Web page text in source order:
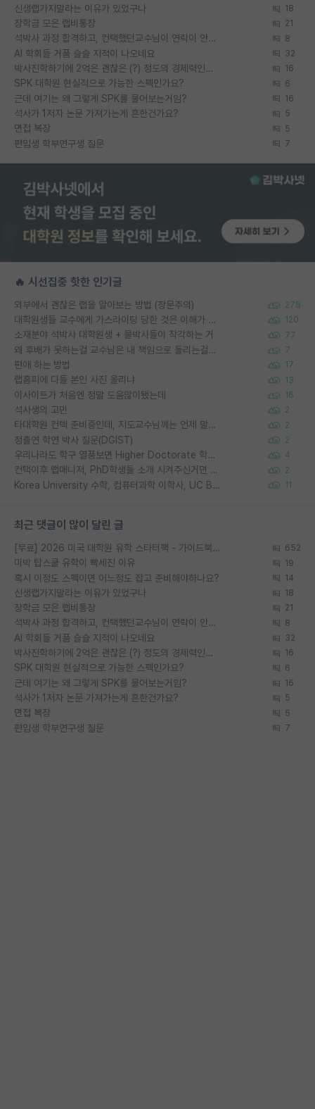
신생랩가지말라는 이유가 있었구나 18
장학금 모은 랩비통장 21
석박사 과정 합격하고, 컨택했던교수님이 연락이 안됩니다... 8
AI 학회들 거품 슬슬 지적이 나오네요 32
박사진학하기에 2억은 괜찮은 (?) 정도의 경제력인가요 16
SPK 대학원 현실적으로 가능한 스펙인가요? 6
근데 여기는 왜 그렇게 SPK를 물어보는거임? 16
석사가 1저자 논문 가져가는게 흔한건가요? 5
면접 복장 5
편입생 학부연구생 질문 7
🔥 시선집중 핫한 인기글
외부에서 괜찮은 랩을 알아보는 방법 (장문주의) 278
대학원생들 교수에게 가스라이팅 당한 것은 이해가 갑니다. 안타깝네요. 120
소재분야 석박사 대학원생 + 물박사들이 착각하는 거 77
왜 후배가 못하는걸 교수님은 내 책임으로 돌리는걸까요? 7
편애 하는 방법 17
랩홈피에 다들 본인 사진 올리냐 13
이사이트가 처음엔 정말 도움많이됐는데 16
석사생의 고민 2
타대학원 컨텍 준비중인데, 지도교수님께는 언제 말씀드려야 할까요? 2
정출연 학연 박사 질문(DGIST) 2
우리나라도 학구 열풍보면 Higher Doctorate 학위가 필요하다고 봅니다. 4
컨택이후 랩매니저, PhD학생들 소개 시켜주신거면 거의 컨펌에 가깝나요? 2
Korea University 수학, 컴퓨터과학 이학사, UC Berkeley 산업공학 대학원 공학박사가 되는 것은 쉽지 않겠죠? 11
최근 댓글이 많이 달린 글
[무료] 2026 미국 대학원 유학 스타터팩 - 가이드북 & 합격자 컨택메일 템플릿 652
미박 탑스쿨 유학이 빡세진 이유 19
혹시 이정도 스펙이면 어느정도 잡고 준비해야하나요? 14
신생랩가지말라는 이유가 있었구나 18
장학금 모은 랩비통장 21
석박사 과정 합격하고, 컨택했던교수님이 연락이 안됩니다... 8
AI 학회들 거품 슬슬 지적이 나오네요 32
박사진학하기에 2억은 괜찮은 (?) 정도의 경제력인가요 16
SPK 대학원 현실적으로 가능한 스펙인가요? 6
근데 여기는 왜 그렇게 SPK를 물어보는거임? 16
석사가 1저자 논문 가져가는게 흔한건가요? 5
면접 복장 5
편입생 학부연구생 질문 7